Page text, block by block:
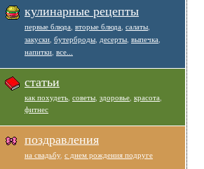
кулинарные рецепты
первые блюда вторые блюда салаты
закуски бутерброды десерты выпечка
напитки все...
статьи
как похудеть советы здоровье красота
фитнес
поздравления
на свадьбу, с днем рождения подруге